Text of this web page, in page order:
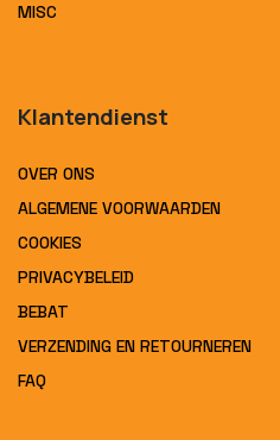
MISC
Klantendienst
OVER ONS
ALGEMENE VOORWAARDEN
COOKIES
PRIVACYBELEID
BEBAT
VERZENDING EN RETOURNEREN
FAQ